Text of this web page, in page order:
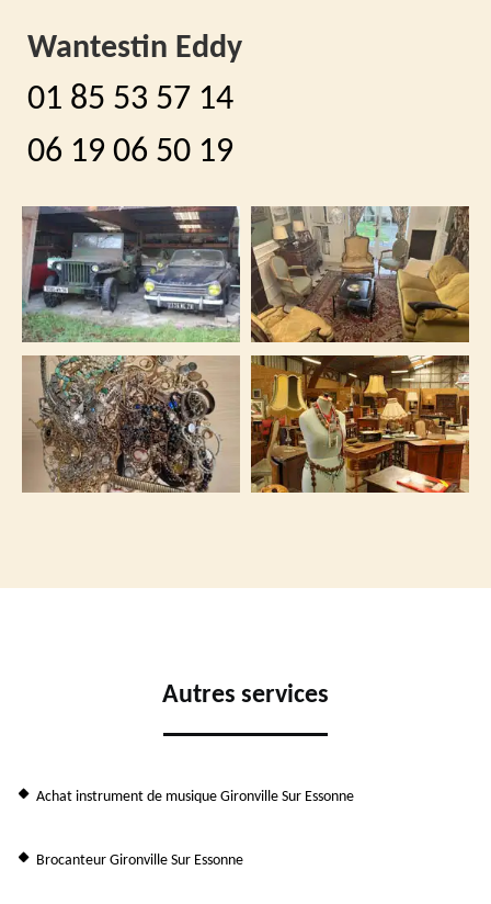
Wantestin Eddy
01 85 53 57 14
06 19 06 50 19
Autres services
Achat instrument de musique Gironville Sur Essonne
Brocanteur Gironville Sur Essonne